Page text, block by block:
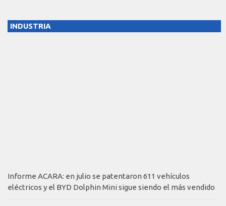
INDUSTRIA
Informe ACARA: en julio se patentaron 611 vehículos
eléctricos y el BYD Dolphin Mini sigue siendo el más vendido